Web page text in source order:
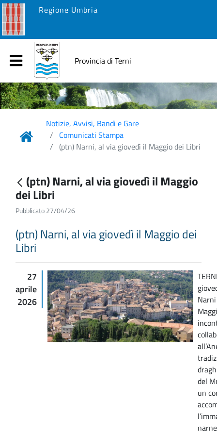
Regione Umbria
Provincia di Terni
Notizie, Avvisi, Bandi e Gare
Comunicati Stampa
(ptn) Narni, al via giovedì il Maggio dei Libri
(ptn) Narni, al via giovedì il Maggio
dei Libri
Pubblicato 27/04/26
(ptn) Narni, al via giovedì il Maggio dei
Libri
27
aprile
2026
del
un